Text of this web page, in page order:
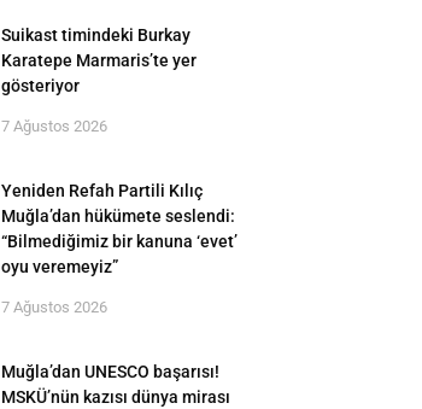
Suikast timindeki Burkay
Karatepe Marmaris’te yer
gösteriyor
7 Ağustos 2026
Yeniden Refah Partili Kılıç
Muğla’dan hükümete seslendi:
“Bilmediğimiz bir kanuna ‘evet’
oyu veremeyiz”
7 Ağustos 2026
Muğla’dan UNESCO başarısı!
MSKÜ’nün kazısı dünya mirası